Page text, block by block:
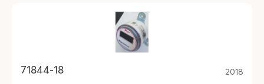
71844-18 2018